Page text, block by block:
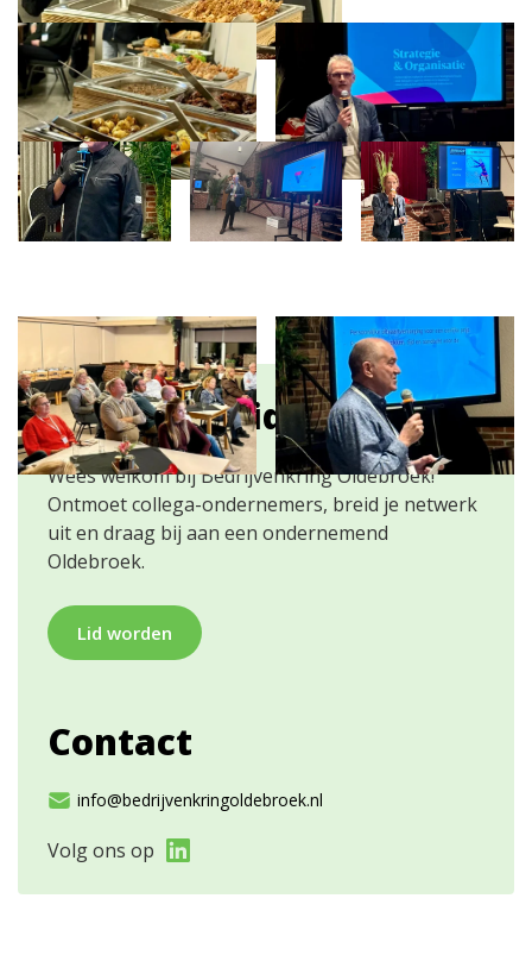
Wil je ook lid worden?
Wees welkom bij Bedrijvenkring Oldebroek!
Ontmoet collega-ondernemers, breid je netwerk
uit en draag bij aan een ondernemend
Oldebroek.
Lid worden
Contact
info@bedrijvenkringoldebroek.nl
Volg ons op